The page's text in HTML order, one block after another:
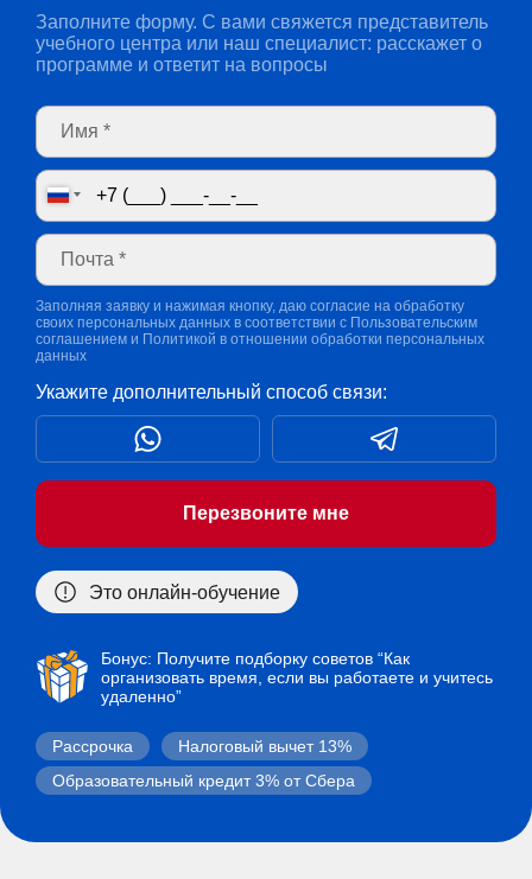
Заполните форму. С вами свяжется представитель
учебного центра или наш специалист: расскажет о
программе и ответит на вопросы
Бонус: Получите подборку советов “Как
организовать время, если вы работаете и учитесь
удаленно”
Рассрочка
Налоговый вычет 13%
Образовательный кредит 3% от Сбера
Заполняя заявку и нажимая кнопку, даю согласие на обработку
своих персональных данных в соответствии с Пользовательским
соглашением и Политикой в отношении обработки персональных
данных
Укажите дополнительный способ связи:
Перезвоните мне
Это онлайн-обучение